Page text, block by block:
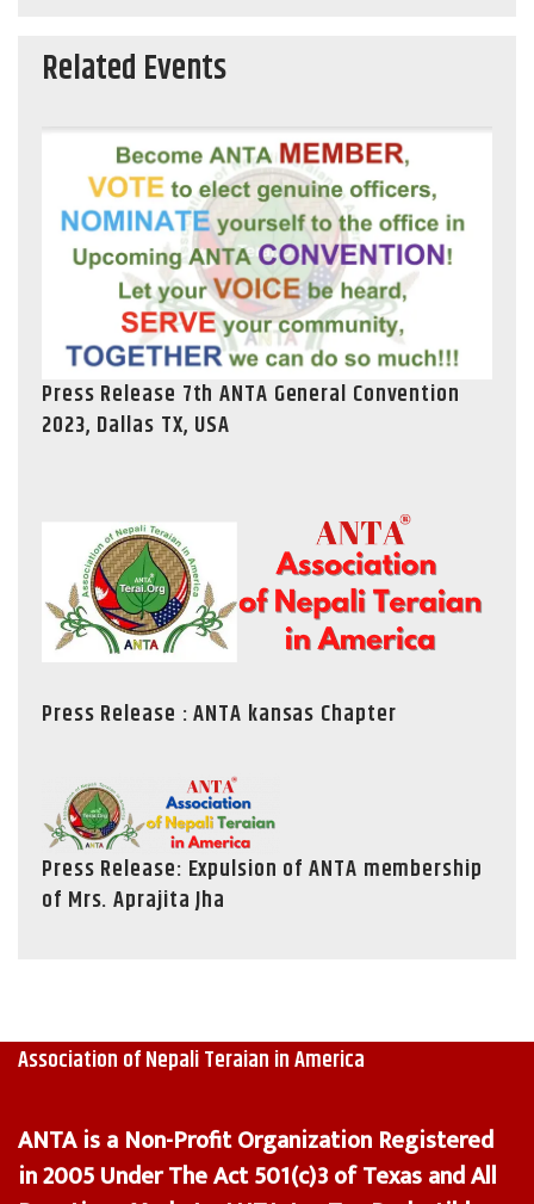
Related Events
Press Release 7th ANTA General Convention
2023, Dallas TX, USA
Press Release : ANTA kansas Chapter
Press Release: Expulsion of ANTA membership
of Mrs. Aprajita Jha
Association of Nepali Teraian in America
ANTA is a Non-Profit Organization Registered
in 2005 Under The Act 501(c)3 of Texas and All